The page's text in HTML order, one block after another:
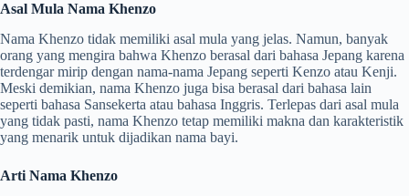
Asal Mula Nama Khenzo
Nama Khenzo tidak memiliki asal mula yang jelas. Namun, banyak
orang yang mengira bahwa Khenzo berasal dari bahasa Jepang karena
terdengar mirip dengan nama-nama Jepang seperti Kenzo atau Kenji.
Meski demikian, nama Khenzo juga bisa berasal dari bahasa lain
seperti bahasa Sansekerta atau bahasa Inggris. Terlepas dari asal mula
yang tidak pasti, nama Khenzo tetap memiliki makna dan karakteristik
yang menarik untuk dijadikan nama bayi.
Arti Nama Khenzo